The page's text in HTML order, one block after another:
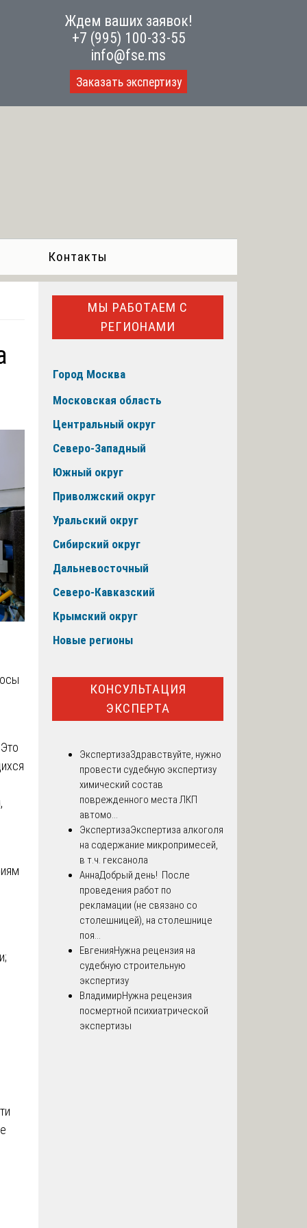
Ждем ваших заявок!
+7 (995) 100-33-55
info@fse.ms
Заказать экспертизу
Контакты
МЫ РАБОТАЕМ С
РЕГИОНАМИ
Город Москва
Московская область
Центральный округ
Северо-Западный
Южный округ
Приволжский округ
Уральский округ
Сибирский округ
Дальневосточный
Северо-Кавказский
Крымский округ
Новые регионы
КОНСУЛЬТАЦИЯ
ЭКСПЕРТА
ЭкспертизаЗдравствуйте, нужно
провести судебную экспертизу
химический состав
поврежденного места ЛКП
автомо...
ЭкспертизаЭкспертиза алкоголя
на содержание микропримесей,
в т.ч. гексанола
АннаДобрый день! После
проведения работ по
рекламации (не связано со
столешницей), на столешнице
поя...
ЕвгенияНужна рецензия на
судебную строительную
экспертизу
ВладимирНужна рецензия
посмертной психиатрической
экспертизы